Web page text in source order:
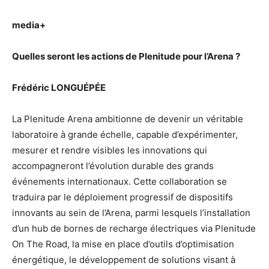
media+
Quelles seront les actions de Plenitude pour l’Arena ?
Frédéric LONGUÉPÉE
La Plenitude Arena ambitionne de devenir un véritable
laboratoire à grande échelle, capable d’expérimenter,
mesurer et rendre visibles les innovations qui
accompagneront l’évolution durable des grands
événements internationaux. Cette collaboration se
traduira par le déploiement progressif de dispositifs
innovants au sein de l’Arena, parmi lesquels l’installation
d’un hub de bornes de recharge électriques via Plenitude
On The Road, la mise en place d’outils d’optimisation
énergétique, le développement de solutions visant à